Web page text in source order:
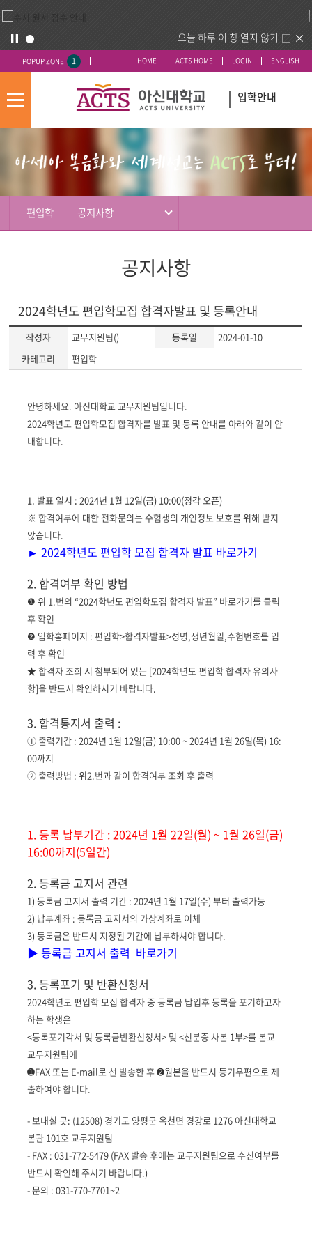
오늘 하루 이 창 열지 않기
POPUP ZONE 1 HOME ACTS HOME LOGIN ENGLISH
모
뉴
입학안내
편입학 공지사항
공지사항
2024학년도 편입학모집 합격자발표 및 등록안내
작성자 교무지원팀() 등록일
2024-01-10
카테고리
편입학
게
시
글
본
안녕하세요. 아신대학교 교무지원팀입니다.
2024학년도 편입학모집 합격자를 발표 및 등록 안내를 아래와 같이 안
내합니다.
1. 발표 일시 : 2024년 1월 12일(금) 10:00(정각 오픈)
※ 합격여부에 대한 전화문의는 수험생의 개인정보 보호를 위해 받지
않습니다.
► 2024학년도 편입학 모집 합격자 발표 바로가기
2. 합격여부 확인 방법
❶ 위 1.번의 “2024학년도 편입학모집 합격자 발표” 바로가기를 클릭
후 확인
❷ 입학홈페이지 : 편입학>합격자발표>성명,생년월일,수험번호를 입
력 후 확인
★ 합격자 조회 시 첨부되어 있는 [2024학년도 편입학 합격자 유의사
항]을 반드시 확인하시기 바랍니다.
3. 합격통지서 출력 :
① 출력기간 : 2024년 1월 12일(금) 10:00 ~ 2024년 1월 26일(목) 16:
00까지
② 출력방법 : 위2.번과 같이 합격여부 조회 후 출력
1. 등록 납부기간 : 2024년 1월 22일(월) ~ 1월 26일(금)
16:00까지(5일간)
2. 등록금 고지서 관련
1) 등록금 고지서 출력 기간 : 2024년 1월 17일(수) 부터 출력가능
2) 납부계좌 : 등록금 고지서의 가상계좌로 이체
3) 등록금은 반드시 지정된 기간에 납부하셔야 합니다.
▶ 등록금 고지서 출력 바로가기
3. 등록포기 및 반환신청서
2024학년도 편입학 모집 합격자 중 등록금 납입후 등록을 포기하고자
하는 학생은
<등록포기각서 및 등록금반환신청서> 및 <신분증 사본 1부>를 본교
교무지원팀에
➊FAX 또는 E-mail로 선 발송한 후 ➋원본을 반드시 등기우편으로 제
출하여야 합니다.
- 보내실 곳: (12508) 경기도 양평군 옥천면 경강로 1276 아신대학교
본관 101호 교무지원팀
- FAX : 031-772-5479 (FAX 발송 후에는 교무지원팀으로 수신여부를
반드시 확인해 주시기 바랍니다.)
- 문의 : 031-770-7701~2